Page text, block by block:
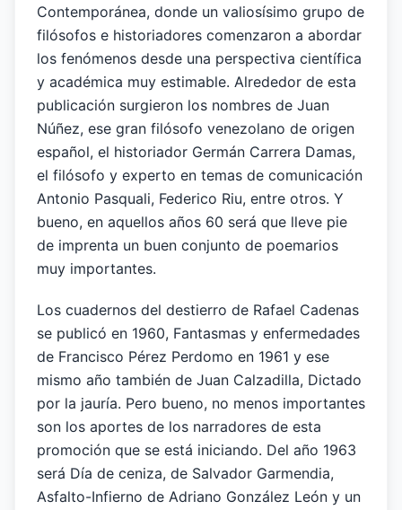
Contemporánea, donde un valiosísimo grupo de
filósofos e historiadores comenzaron a abordar
los fenómenos desde una perspectiva científica
y académica muy estimable. Alrededor de esta
publicación surgieron los nombres de Juan
Núñez, ese gran filósofo venezolano de origen
español, el historiador Germán Carrera Damas,
el filósofo y experto en temas de comunicación
Antonio Pasquali, Federico Riu, entre otros. Y
bueno, en aquellos años 60 será que lleve pie
de imprenta un buen conjunto de poemarios
muy importantes.
Los cuadernos del destierro de Rafael Cadenas
se publicó en 1960, Fantasmas y enfermedades
de Francisco Pérez Perdomo en 1961 y ese
mismo año también de Juan Calzadilla, Dictado
por la jauría. Pero bueno, no menos importantes
son los aportes de los narradores de esta
promoción que se está iniciando. Del año 1963
será Día de ceniza, de Salvador Garmendia,
Asfalto-Infierno de Adriano González León y un